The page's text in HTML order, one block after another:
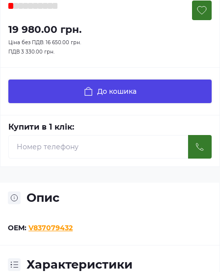
19 980.00 грн.
Ціна без ПДВ: 16 650.00 грн.
ПДВ 3 330.00 грн.
До кошика
Купити в 1 клік:
Опис
OEM: V837079432
Характеристики